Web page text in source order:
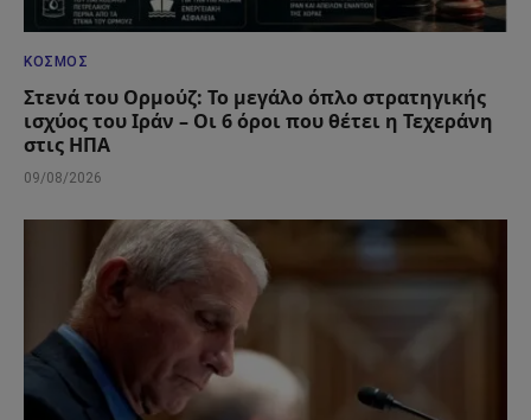
ΚΌΣΜΟΣ
Στενά του Ορμούζ: Το μεγάλο όπλο στρατηγικής
ισχύος του Ιράν – Οι 6 όροι που θέτει η Τεχεράνη
στις ΗΠΑ
09/08/2026